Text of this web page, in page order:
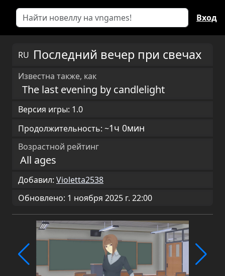
Вход
RU Последний вечер при свечах
Известна также, как
The last evening by candlelight
Версия игры: 1.0
Продолжительность: ~1ч 0мин
Возрастной рейтинг
All ages
Добавил: Violetta2538
Обновлено: 1 ноября 2025 г. 22:00